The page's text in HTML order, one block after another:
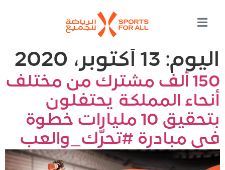
اليوم: 13 أكتوبر، 2020
150 ألف مشترك من مختلف
أنحاء المملكة يحتفلون
بتحقيق 10 مليارات خطوة
في مبادرة #تحرّك_والعب